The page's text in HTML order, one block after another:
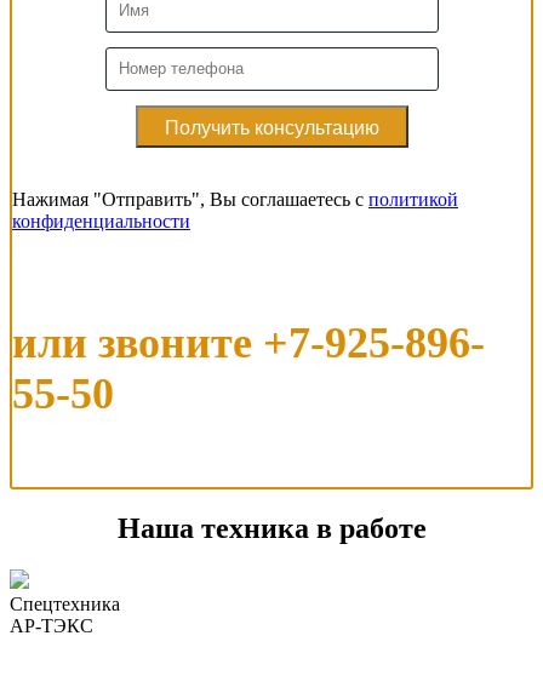
Нажимая "Отправить", Вы соглашаетесь с политикой
конфиденциальности
или звоните +7-925-896-
55-50
Наша техника в работе
Спецтехника
АР-ТЭКС